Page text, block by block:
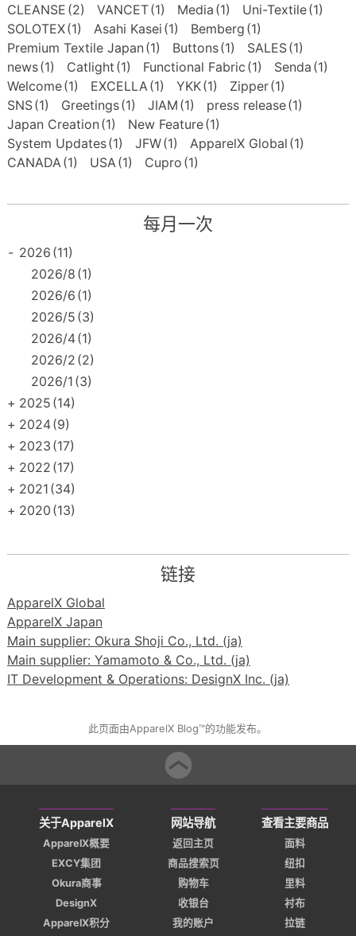
CLEANSE (2) VANCET(1) Media (1) Uni-Textile(1)
SOLOTEX(1) Asahi Kasei (1) Bemberg (1)
Premium Textile Japan (1) Buttons(1) SALES(1)
news(1) Catlight (1) Functional Fabric (1) Senda (1)
Welcome(1) EXCELLA(1) YKK(1) Zipper(1)
SNS(1) Greetings(1) JIAM (1) press release(1)
Japan Creation (1) New Feature(1)
System Updates(1) JFW(1) ApparelX Global (1)
CANADA(1) USA(1) Cupro (1)
每月一次
- 2026 (11)
2026/8 (1)
2026/6 (1)
2026/5 (3)
2026/4(1)
2026/2 (2)
2026/1 (3)
+ 2025 (14)
+ 2024(9)
+ 2023 (17)
+ 2022 (17)
+ 2021 (34)
+ 2020 (13)
链接
ApparelX Global
ApparelX Japan
Main supplier: Okura Shoji Co., Ltd. (ja)
Main supplier: Yamamoto & Co., Ltd. (ja)
IT Development & Operations: DesignX Inc. (ja)
此页面由ApparelX Blog™的功能发布。
关于ApparelX
ApparelX概要
EXCY集团
Okura商事
DesignX
ApparelX积分
网站导航
返回主页
商品搜索页
购物车
收银台
我的账户
查看主要商品
面料
纽扣
里料
衬布
拉链